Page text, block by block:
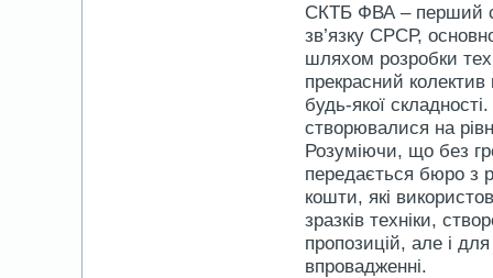
СКТБ ФВА – перший
зв’язку СРСР,
шляхом розробки
прекрасний колектив
будь-якої
створювалися на
Розуміючи, що без
передається бюро з
кошти, які
зразків техніки,
пропозицій, але і
впровадженні.